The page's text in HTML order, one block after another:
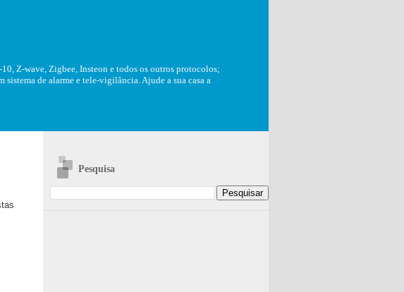
Z-wave, Zigbee, Insteon e todos os outros protocolos;
sistema de alarme e tele-vigilância. Ajude a sua casa a
Pesquisa